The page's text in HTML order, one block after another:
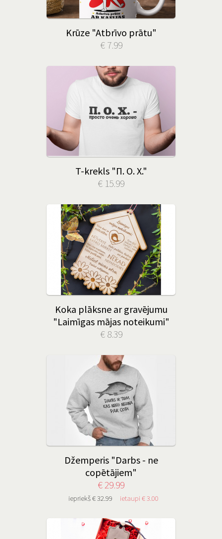
Krūze "Atbrīvo prātu"
€ 7.99
T-krekls "П. О. X."
€ 15.99
Koka plāksne ar gravējumu
"Laimīgas mājas noteikumi"
€ 8.39
Džemperis "Darbs - ne
copētājiem"
€ 29.99
iepriekš € 32.99 ietaupi € 3.00